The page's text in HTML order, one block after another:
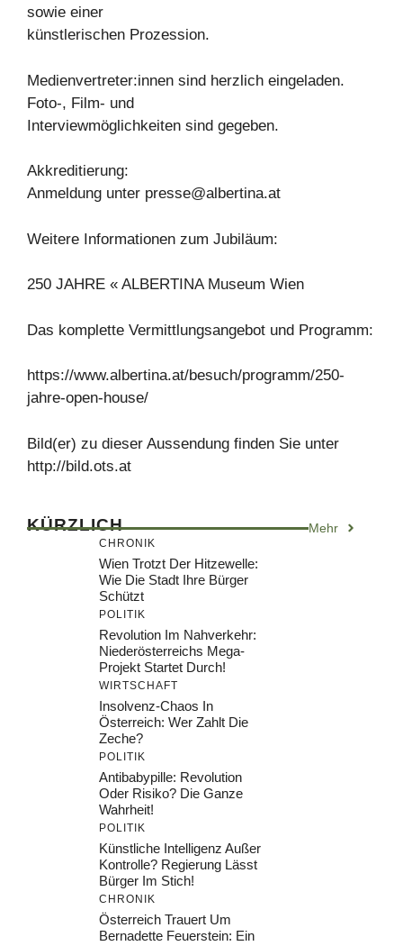
sowie einer
künstlerischen Prozession.
Medienvertreter:innen sind herzlich eingeladen.
Foto-, Film- und
Interviewmöglichkeiten sind gegeben.
Akkreditierung:
Anmeldung unter presse@albertina.at
Weitere Informationen zum Jubiläum:
250 JAHRE « ALBERTINA Museum Wien
Das komplette Vermittlungsangebot und Programm:
https://www.albertina.at/besuch/programm/250-
jahre-open-house/
Bild(er) zu dieser Aussendung finden Sie unter
http://bild.ots.at
KÜRZLICH Mehr
CHRONIK
Wien Trotzt Der Hitzewelle:
Wie Die Stadt Ihre Bürger
Schützt
POLITIK
Revolution Im Nahverkehr:
Niederösterreichs Mega-
Projekt Startet Durch!
WIRTSCHAFT
Insolvenz-Chaos In
Österreich: Wer Zahlt Die
Zeche?
POLITIK
Antibabypille: Revolution
Oder Risiko? Die Ganze
Wahrheit!
POLITIK
Künstliche Intelligenz Außer
Kontrolle? Regierung Lässt
Bürger Im Stich!
CHRONIK
Österreich Trauert Um
Bernadette Feuerstein: Ein